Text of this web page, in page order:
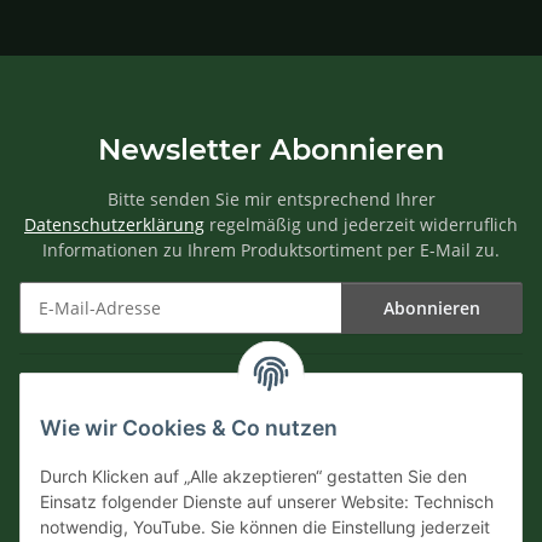
Wie wir Cookies & Co nutzen
Durch Klicken auf „Alle akzeptieren“ gestatten Sie den
Einsatz folgender Dienste auf unserer Website: Technisch
notwendig, YouTube. Sie können die Einstellung jederzeit
Newsletter Abonnieren
Bitte senden Sie mir entsprechend Ihrer
Datenschutzerklärung regelmäßig und jederzeit widerruflich
Informationen zu Ihrem Produktsortiment per E-Mail zu.
Abonnieren